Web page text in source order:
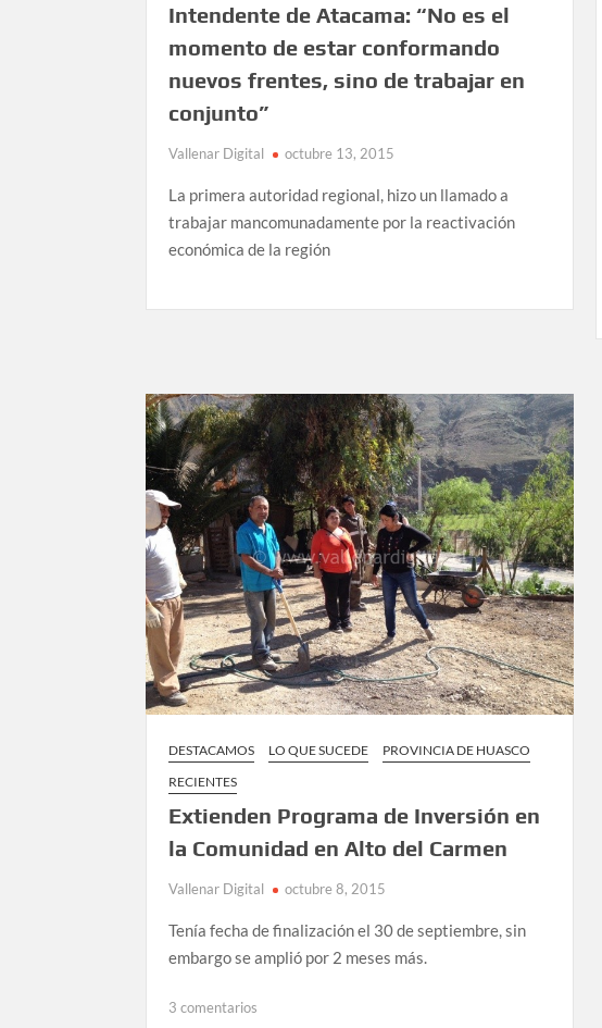
Intendente de Atacama: “No es el
momento de estar conformando
nuevos frentes, sino de trabajar en
conjunto”
Vallenar Digital octubre 13, 2015
La primera autoridad regional, hizo un llamado a
trabajar mancomunadamente por la reactivación
económica de la región
DESTACAMOS LO QUE SUCEDE
PROVINCIA DE HUASCO
RECIENTES
Extienden Programa de Inversión en
la Comunidad en Alto del Carmen
Vallenar Digital octubre 8, 2015
Tenía fecha de finalización el 30 de septiembre, sin
embargo se amplió por 2 meses más.
3 comentarios